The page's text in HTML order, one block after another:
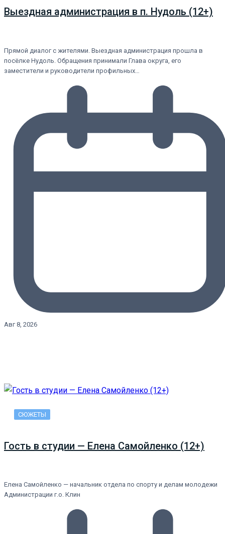
Выездная администрация в п. Нудоль (12+)
Прямой диалог с жителями. Выездная администрация прошла в
посёлке Нудоль. Обращения принимали Глава округа, его
заместители и руководители профильных…
Авг 8, 2026
СЮЖЕТЫ
Гость в студии — Елена Самойленко (12+)
Елена Самойленко — начальник отдела по спорту и делам молодежи
Администрации г.о. Клин